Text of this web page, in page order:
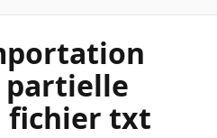
partielle
fichier txt